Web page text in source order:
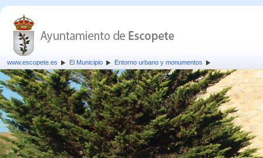
www.escopete.es El Municipio Entorno urbano y monumentos